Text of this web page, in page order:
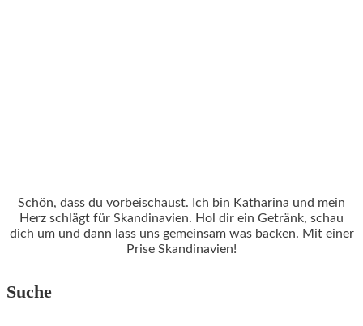
Schön, dass du vorbeischaust. Ich bin Katharina und mein
Herz schlägt für Skandinavien. Hol dir ein Getränk, schau
dich um und dann lass uns gemeinsam was backen. Mit einer
Prise Skandinavien!
Suche